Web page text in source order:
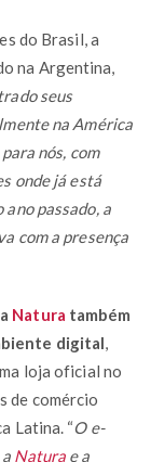
do Brasil, a
na Argentina,
seus
na América
nós, com
onde já está
passado, a
com a presença
Natura também
digital
loja oficial no
de comércio
Latina. “O e-
Natura e a